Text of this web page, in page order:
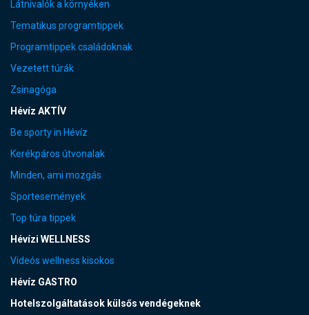
Látnivalók a környéken
Tematikus programtippek
Programtippek családoknak
Vezetett túrák
Zsinagóga
Hévíz AKTÍV
Be sporty in Hévíz
Kerékpáros útvonalak
Minden, ami mozgás
Sportesemények
Top túra tippek
Hévízi WELLNESS
Videós wellness kisokos
Hévíz GASTRO
Hotelszolgáltatások külsős vendégeknek